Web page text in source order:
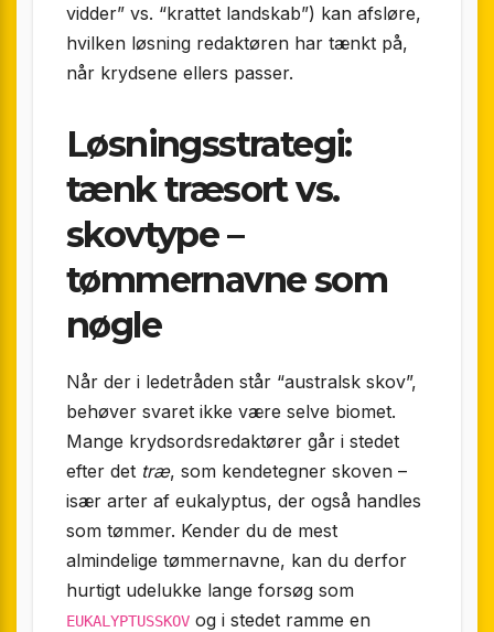
vidder” vs. “krattet landskab”) kan afsløre,
hvilken løsning redaktøren har tænkt på,
når krydsene ellers passer.
Løsningsstrategi:
tænk træsort vs.
skovtype –
tømmernavne som
nøgle
Når der i ledetråden står “australsk skov”,
behøver svaret ikke være selve biomet.
Mange krydsordsredaktører går i stedet
efter det træ, som kendetegner skoven –
især arter af eukalyptus, der også handles
som tømmer. Kender du de mest
almindelige tømmernavne, kan du derfor
hurtigt udelukke lange forsøg som
EUKALYPTUSSKOV og i stedet ramme en